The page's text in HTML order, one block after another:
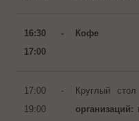
16:30 -
17:00
Кофе
17:00 -
19:00
Круглый стол
организаций: